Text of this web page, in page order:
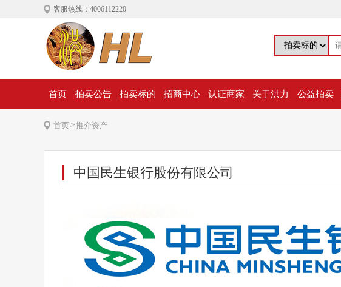
客服热线：4006112220
首页 拍卖公告 拍卖标的 招商中心 认证商家 关于洪力 公益拍卖
首页>推介资产
中国民生银行股份有限公司